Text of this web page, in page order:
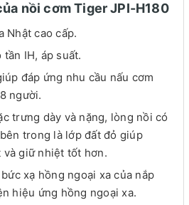
nồi cơm Tiger JPI-H180
Nhật cao cấp.
IH, áp suất.
đáp ứng nhu cầu nấu cơm
người.
trưng dày và nặng, lòng nồi có
trong là lớp đất đỏ giúp
giữ nhiệt tốt hơn.
xạ hồng ngoại xa của nắp
hiệu ứng hồng ngoại xa.